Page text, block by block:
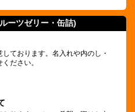
ーツゼリー ・缶詰)
ております。名入れや内のし・
ださい。